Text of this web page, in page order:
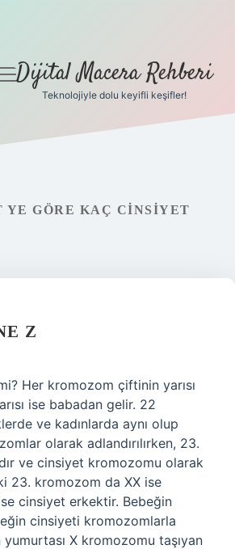
Dijital Macera Rehberi
Teknolojiyle dolu keyifli keşifler!
YE GÖRE KAÇ CINSIYET
Z
Her kromozom çiftinin yarısı
ise babadan gelir. 22
ve kadınlarda aynı olup
olarak adlandırılırken, 23.
ve cinsiyet kromozomu olarak
23. kromozom da XX ise
cinsiyet erkektir. Bebeğin
cinsiyeti kromozomlarla
yumurtası X kromozomu taşıyan